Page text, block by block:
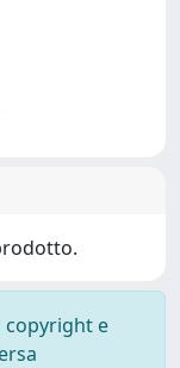
copyright e